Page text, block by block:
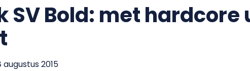
SV Bold: met hardcore
augustus 2015